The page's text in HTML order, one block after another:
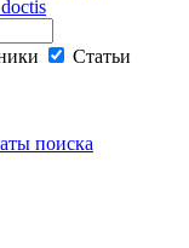
Статьи
поиска